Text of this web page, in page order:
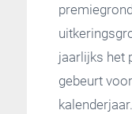
jaarlijks het
gebeurt